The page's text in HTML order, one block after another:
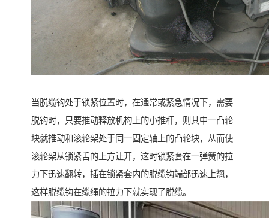
当脱缆钩处于锁紧位置时，在通常或紧急情况下，需要
脱钩时，只要推动释放机构上的小推杆，则其中一凸轮
块就推动和滚轮架处于同一固定轴上的凸轮块，从而使
滚轮架从锁紧舌的上方让开，这时锁紧套在一弹簧的拉
力下迅速翻转，插在锁紧套内的脱缆钩端部迅速上翘，
这样脱缆钩在缆绳的拉力下就实现了脱缆。